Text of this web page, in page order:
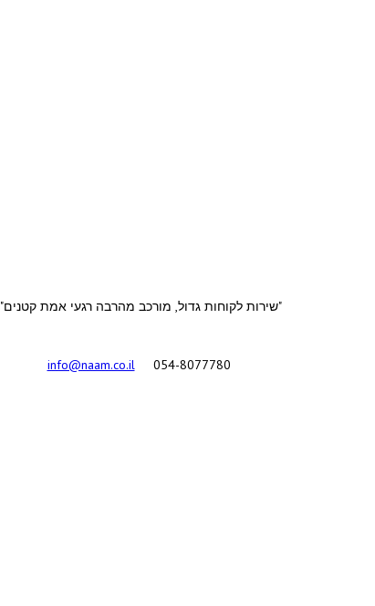
"שירות לקוחות גדול, מורכב מהרבה רגעי אמת קטנים"
054-8077780
info@naam.co.il